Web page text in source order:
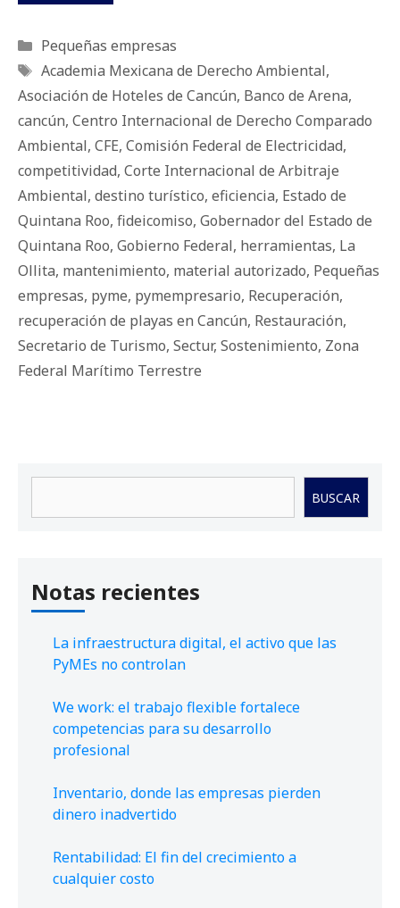
Categorías
Pequeñas empresas
Etiquetas
Academia Mexicana de Derecho Ambiental,
Asociación de Hoteles de Cancún, Banco de Arena,
cancún, Centro Internacional de Derecho Comparado
Ambiental, CFE, Comisión Federal de Electricidad,
competitividad, Corte Internacional de Arbitraje
Ambiental, destino turístico, eficiencia, Estado de
Quintana Roo, fideicomiso, Gobernador del Estado de
Quintana Roo, Gobierno Federal, herramientas, La
Ollita, mantenimiento, material autorizado, Pequeñas
empresas, pyme, pymempresario, Recuperación,
recuperación de playas en Cancún, Restauración,
Secretario de Turismo, Sectur, Sostenimiento, Zona
Federal Marítimo Terrestre
BUSCAR
Notas recientes
La infraestructura digital, el activo que las
PyMEs no controlan
We work: el trabajo flexible fortalece
competencias para su desarrollo
profesional
Inventario, donde las empresas pierden
dinero inadvertido
Rentabilidad: El fin del crecimiento a
cualquier costo